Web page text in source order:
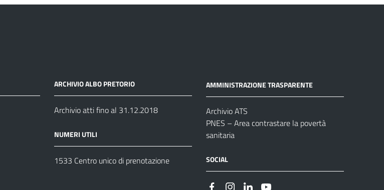
ARCHIVIO ALBO PRETORIO
Archivio atti fino al 31.12.2018
NUMERI UTILI
1533 Centro unico di prenotazione
AMMINISTRAZIONE TRASPARENTE
Archivio ATS
PNES – Area contrastare la povertà
sanitaria
SOCIAL